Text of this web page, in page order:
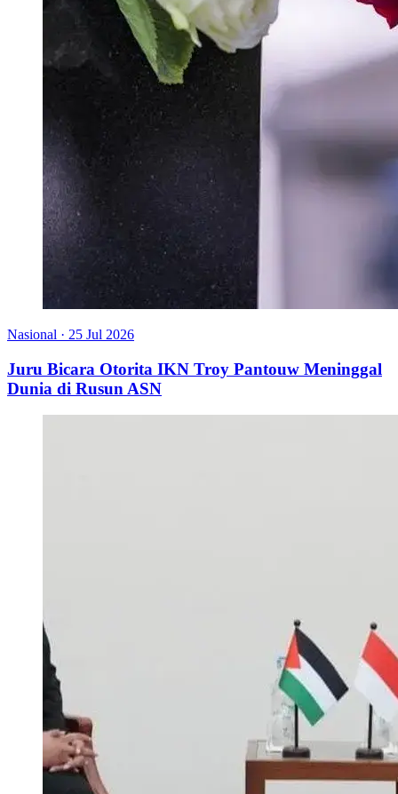
Nasional · 25 Jul 2026
Juru Bicara Otorita IKN Troy Pantouw Meninggal
Dunia di Rusun ASN